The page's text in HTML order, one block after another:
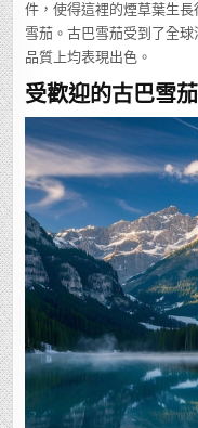
件，使得這裡的煙草葉生
雪茄。古巴雪茄受到了全
品質上均表現出色。
受歡迎的古巴雪